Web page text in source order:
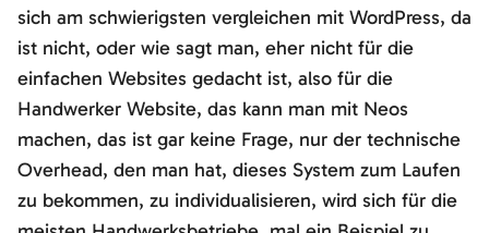
sich am schwierigsten vergleichen mit WordPress, da
ist nicht, oder wie sagt man, eher nicht für die
einfachen Websites gedacht ist, also für die
Handwerker Website, das kann man mit Neos
machen, das ist gar keine Frage, nur der technische
Overhead, den man hat, dieses System zum Laufen
zu bekommen, zu individualisieren, wird sich für die